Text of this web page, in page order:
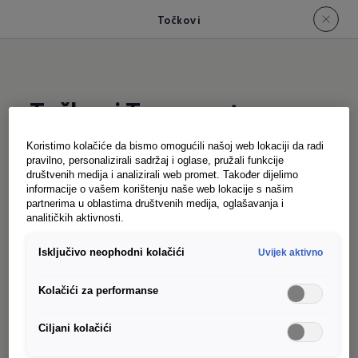
Točkovi
Točkovi Transportera
Robustan, elegantan ili sportski? Izbor točkova
to omogućava. Osim sheme boja, oni
naglašavaju individualni stil vašeg novog
izgled. Odaberite standardni 16-inčni čelični
varijanti od aluminija. Za eksterijer koji privlači
pažnju - na bilo kojoj lokaciji.
Koristimo kolačiće da bismo omogućili našoj web lokaciji da radi
pravilno, personalizirali sadržaj i oglase, pružali funkcije
društvenih medija i analizirali web promet. Također dijelimo
informacije o vašem korištenju naše web lokacije s našim
partnerima u oblastima društvenih medija, oglašavanja i
analitičkih aktivnosti.
Isključivo neophodni kolačići Uvijek aktivno
Kolačići za performanse
Ciljani kolačići